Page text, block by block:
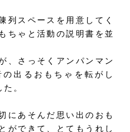
スペースを用意してく
ちゃと活動の説明書を並
、さっそくアンパンマン
出るおもちゃを転がし
。
にあそんだ思い出のおも
ができて、とてもうれし